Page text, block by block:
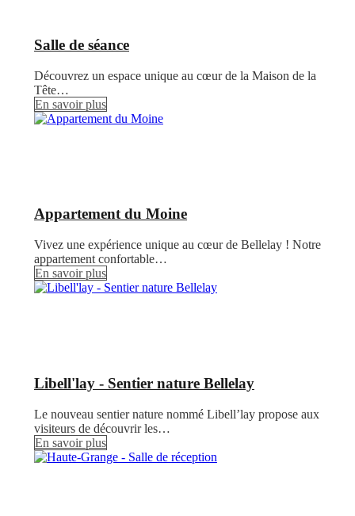
Salle de séance
Découvrez un espace unique au cœur de la Maison de la
Tête…
En savoir plus
Appartement du Moine
Vivez une expérience unique au cœur de Bellelay ! Notre
appartement confortable…
En savoir plus
Libell'lay - Sentier nature Bellelay
Le nouveau sentier nature nommé Libell’lay propose aux
visiteurs de découvrir les…
En savoir plus